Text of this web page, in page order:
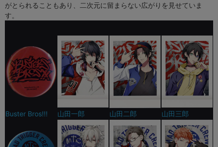
がとられることもあり、二次元に留まらない広がりを見せていま
す。
Buster Bros!!! 山田一郎 山田二郎 山田三郎